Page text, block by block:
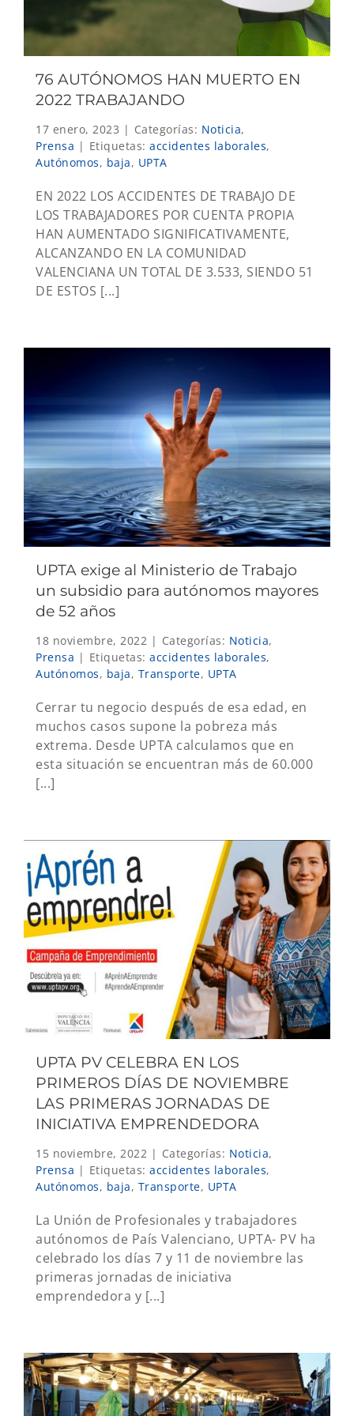
76 AUTÓNOMOS HAN MUERTO EN
2022 TRABAJANDO
17 enero, 2023 | Categorías: Noticia,
Prensa | Etiquetas: accidentes laborales,
Autónomos, baja, UPTA
EN 2022 LOS ACCIDENTES DE TRABAJO DE
LOS TRABAJADORES POR CUENTA PROPIA
HAN AUMENTADO SIGNIFICATIVAMENTE,
ALCANZANDO EN LA COMUNIDAD
VALENCIANA UN TOTAL DE 3.533, SIENDO 51
DE ESTOS [...]
UPTA exige al Ministerio de Trabajo
un subsidio para autónomos mayores
de 52 años
18 noviembre, 2022 | Categorías: Noticia,
Prensa | Etiquetas: accidentes laborales,
Autónomos, baja, Transporte, UPTA
Cerrar tu negocio después de esa edad, en
muchos casos supone la pobreza más
extrema. Desde UPTA calculamos que en
esta situación se encuentran más de 60.000
[...]
UPTA PV CELEBRA EN LOS
PRIMEROS DÍAS DE NOVIEMBRE
LAS PRIMERAS JORNADAS DE
INICIATIVA EMPRENDEDORA
15 noviembre, 2022 | Categorías: Noticia,
Prensa | Etiquetas: accidentes laborales,
Autónomos, baja, Transporte, UPTA
La Unión de Profesionales y trabajadores
autónomos de País Valenciano, UPTA- PV ha
celebrado los días 7 y 11 de noviembre las
primeras jornadas de iniciativa
emprendedora y [...]